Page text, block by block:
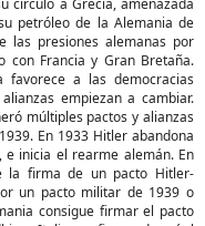
circulo a Grecia, amenazada
petróleo de la Alemania de
las presiones alemanas por
con Francia y Gran Bretaña.
favorece a las democracias
empiezan a cambiar.
múltiples pactos y alianzas
En 1933 Hitler abandona
e inicia el rearme alemán. En
la firma de un pacto Hitler-
un pacto militar de 1939 o
consigue firmar el pacto